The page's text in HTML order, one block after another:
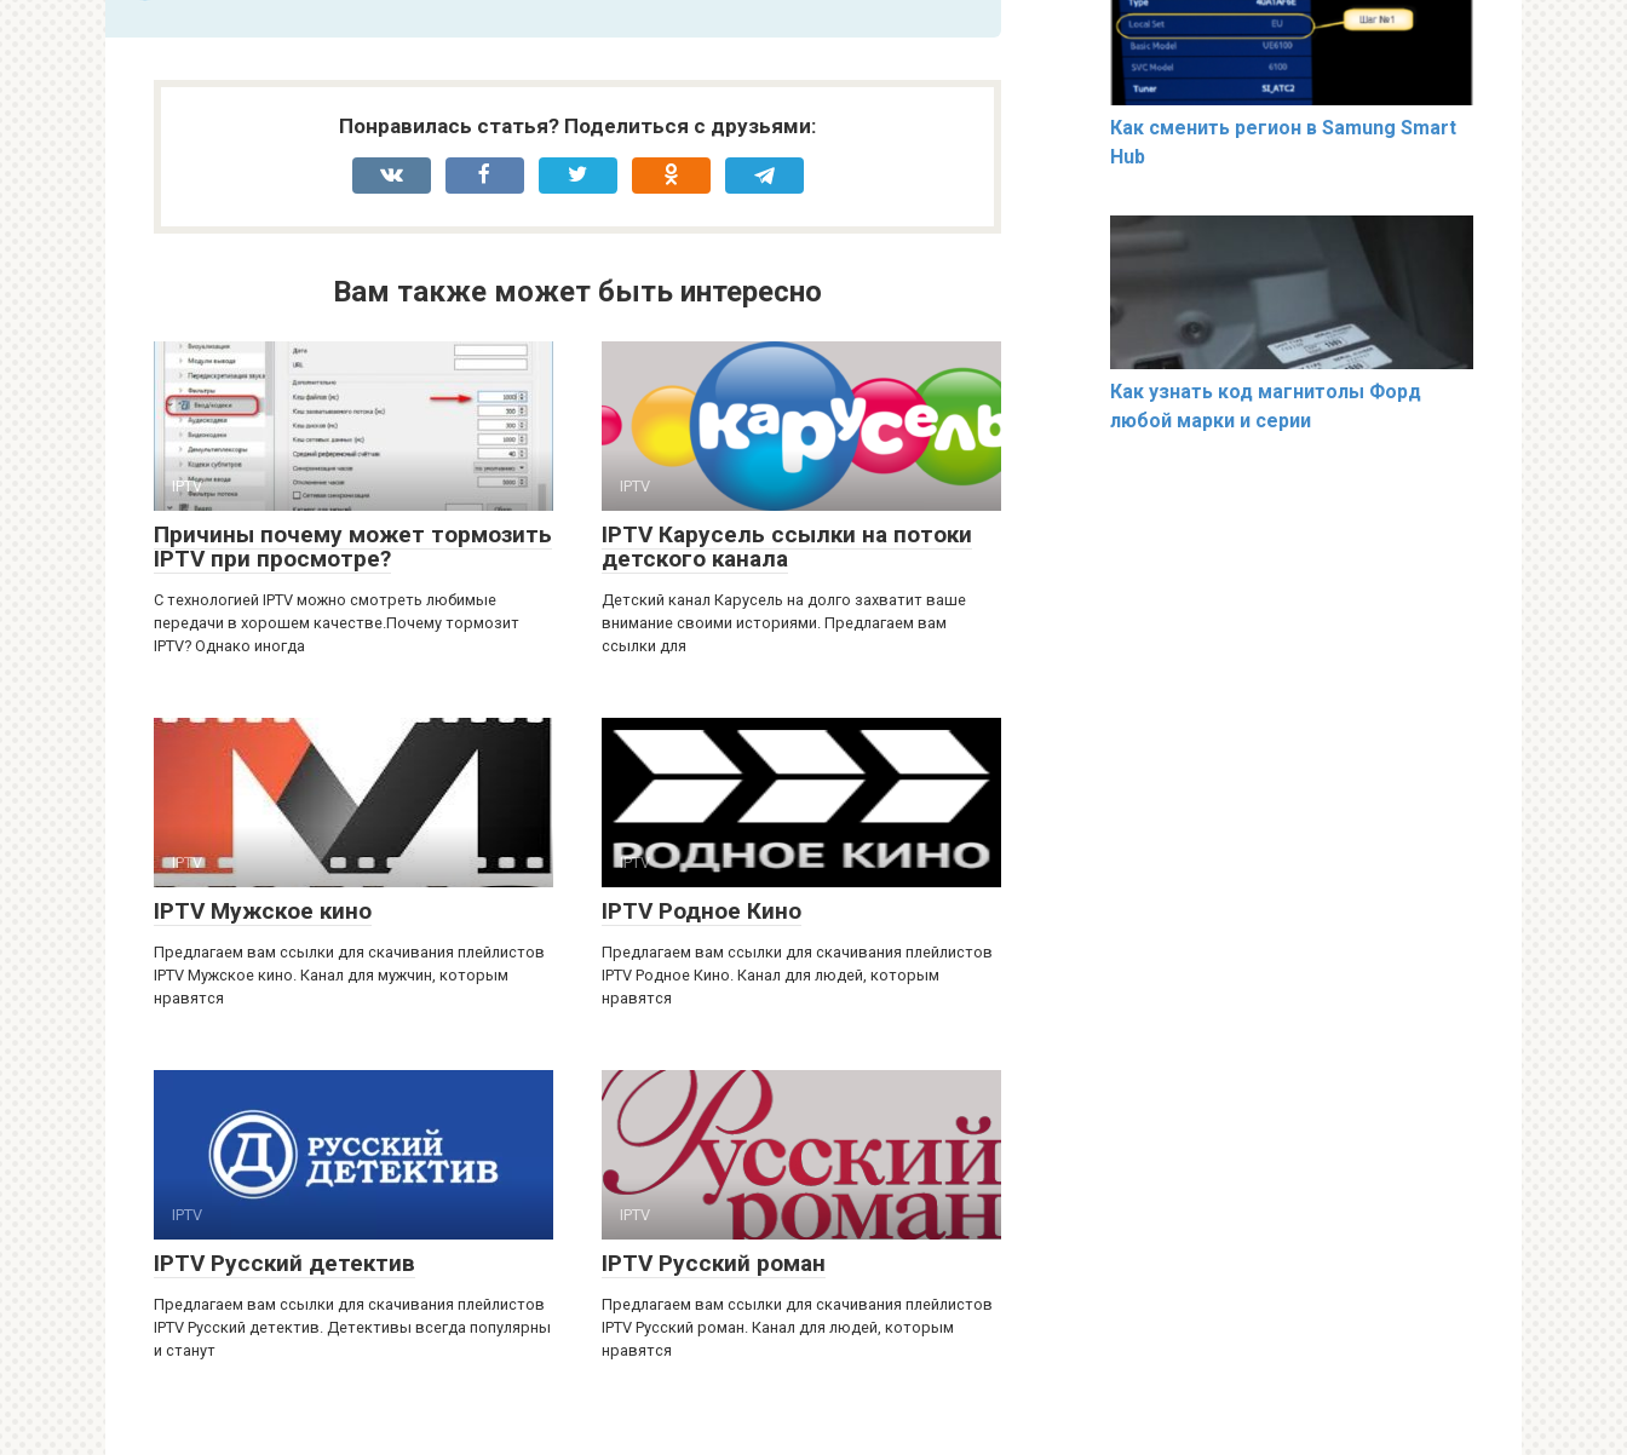
Понравилась статья? Поделиться с друзьями:
Вам также может быть интересно
IPTV
Причины почему может тормозить
IPTV при просмотре?
С технологией IPTV можно смотреть любимые
передачи в хорошем качестве.Почему тормозит
IPTV? Однако иногда
IPTV
IPTV Карусель ссылки на потоки
детского канала
Детский канал Карусель на долго захватит ваше
внимание своими историями. Предлагаем вам
ссылки для
IPTV
IPTV Мужское кино
Предлагаем вам ссылки для скачивания плейлистов
IPTV Мужское кино. Канал для мужчин, которым
нравятся
IPTV
IPTV Родное Кино
Предлагаем вам ссылки для скачивания плейлистов
IPTV Родное Кино. Канал для людей, которым
нравятся
IPTV
IPTV Русский детектив
Предлагаем вам ссылки для скачивания плейлистов
IPTV Русский детектив. Детективы всегда популярны
и станут
IPTV
IPTV Русский роман
Предлагаем вам ссылки для скачивания плейлистов
IPTV Русский роман. Канал для людей, которым
нравятся
Как сменить регион в Samung Smart
Hub
Как узнать код магнитолы Форд
любой марки и серии